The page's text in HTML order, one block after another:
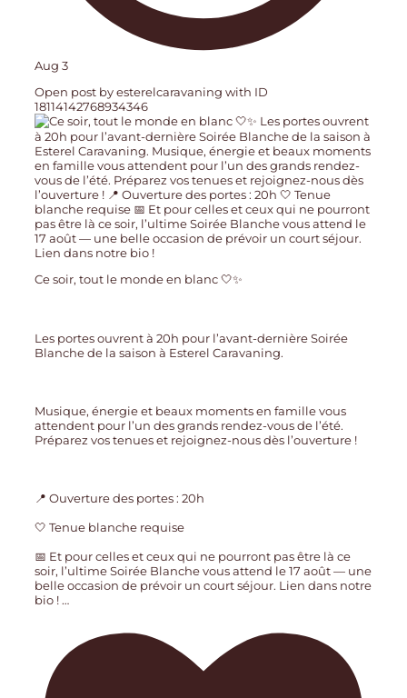
Aug 3
Open post by esterelcaravaning with ID
18114142768934346
Ce soir, tout le monde en blanc 🤍✨
Les portes ouvrent à 20h pour l’avant-dernière Soirée
Blanche de la saison à Esterel Caravaning.
Musique, énergie et beaux moments en famille vous
attendent pour l’un des grands rendez-vous de l’été.
Préparez vos tenues et rejoignez-nous dès l’ouverture !
📍 Ouverture des portes : 20h
🤍 Tenue blanche requise
📅 Et pour celles et ceux qui ne pourront pas être là ce
soir, l’ultime Soirée Blanche vous attend le 17 août — une
belle occasion de prévoir un court séjour. Lien dans notre
bio ! …